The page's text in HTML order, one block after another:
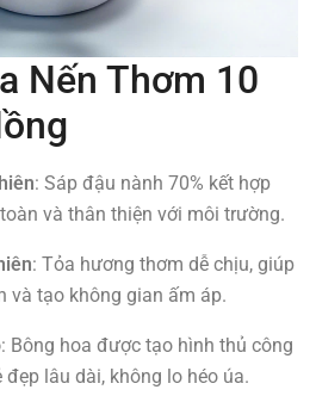
Nến Thơm 10
: Sáp đậu nành 70% kết hợp
và thân thiện với môi trường.
: Tỏa hương thơm dễ chịu, giúp
và tạo không gian ấm áp.
: Bông hoa được tạo hình thủ công
lâu dài, không lo héo úa.